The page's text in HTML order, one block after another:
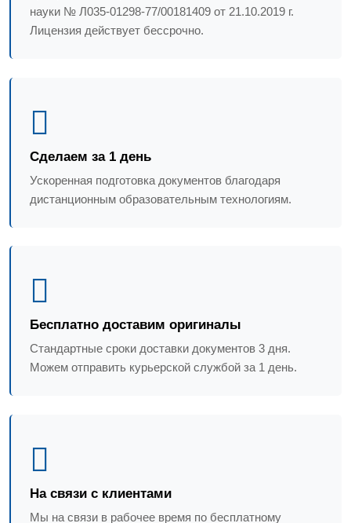
науки № Л035-01298-77/00181409 от 21.10.2019 г.
Лицензия действует бессрочно.
Сделаем за 1 день
Ускоренная подготовка документов благодаря
дистанционным образовательным технологиям.
Бесплатно доставим оригиналы
Стандартные сроки доставки документов 3 дня.
Можем отправить курьерской службой за 1 день.
На связи с клиентами
Мы на связи в рабочее время по бесплатному